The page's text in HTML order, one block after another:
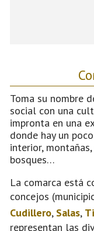
Toma su nombre
social con una
impronta en una
donde hay un
interior,
bosques…
La comarca está
concejos
Cudillero, Salas,
representan las